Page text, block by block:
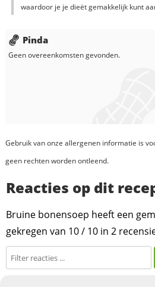
waardoor je je dieët gemakkelijk kunt
Pinda
Geen overeenkomsten gevonden.
Gebruik van onze allergenen informatie is
geen rechten worden ontleend.
Reacties op dit
Bruine bonensoep heeft een
gekregen van 10/ 10 in 2